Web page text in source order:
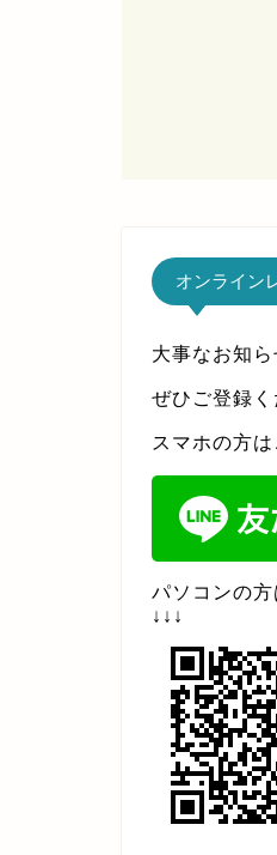
オンライン
大事なお知
ぜひご登録く
スマホの方は
パソコンの方
↓↓↓